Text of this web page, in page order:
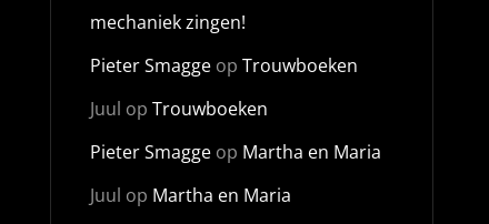
mechaniek zingen!
Pieter Smaggeop Trouwboeken
Juul op Trouwboeken
Pieter Smaggeop Martha en Maria
Juul op Martha en Maria